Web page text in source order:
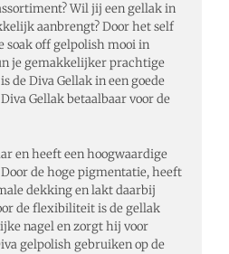
Wil jij een gellak in
aanbrengt? Door het self
soak off gelpolish mooi in
je gemakkelijker prachtige
de Diva Gellak in een goede
Gellak betaalbaar voor de
en heeft een hoogwaardige
de hoge pigmentatie, heeft
dekking en lakt daarbij
de flexibiliteit is de gellak
nagel en zorgt hij voor
gelpolish gebruiken op de